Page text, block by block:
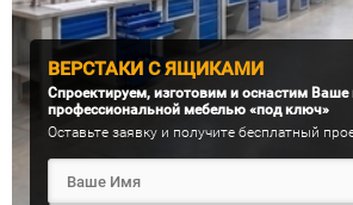
ВЕРСТАКИ С ЯЩИКАМИ
Спроектируем, изготовим и оснастим
профессиональной мебелью «под ключ»
Оставьте заявку и получите бесплатный